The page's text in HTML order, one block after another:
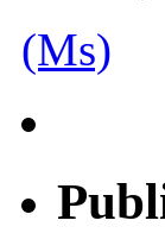
(Ms)